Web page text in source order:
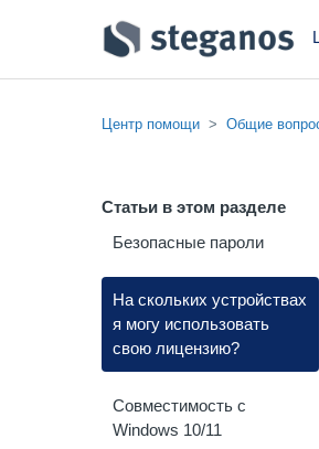
Центр помощи Общие
Статьи в этом разделе
Безопасные пароли
На скольких устройствах
я могу использовать
свою лицензию?
Совместимость с
Windows 10/11